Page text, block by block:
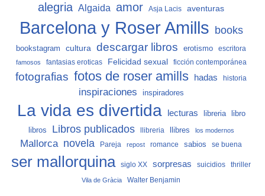
alegria Algaida amor Asja Lacis aventuras
Barcelona y Roser Amills books
bookstagram cultura descargar libros erotismo escritora
famosos fantasias eroticas Felicidad sexual ficción contemporánea
fotografias fotos de roser amills hadas historia
inspiraciones inspiradores
La vida es divertida lecturas libreria
libro
libros
Libros publicados llibreria llibres los modernos
Mallorca novela Pareja repost romance sabios se buena
ser mallorquina siglo XX sorpresas suicidios thriller
Vila de Gràcia Walter Benjamin